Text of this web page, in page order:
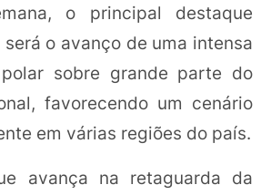
o principal destaque
o avanço de uma intensa
sobre grande parte do
favorecendo um cenário
em várias regiões do país.
avança na retaguarda da